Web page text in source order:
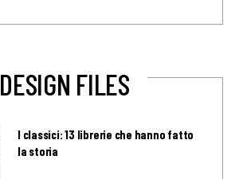
DESIGN FILES
I classici: 13 librerie che hanno fatto
la storia